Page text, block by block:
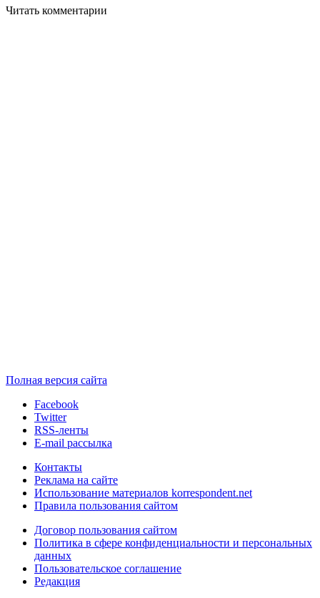
Читать комментарии
Полная версия сайта
Facebook
Twitter
RSS-ленты
E-mail рассылка
Контакты
Реклама на сайте
Использование материалов korrespondent.net
Правила пользования сайтом
Договор пользования сайтом
Политика в сфере конфиденциальности и персональных
данных
Пользовательское соглашение
Редакция